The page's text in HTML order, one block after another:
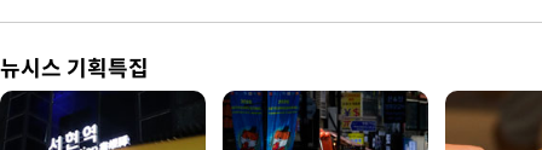
뉴시스 기획특집